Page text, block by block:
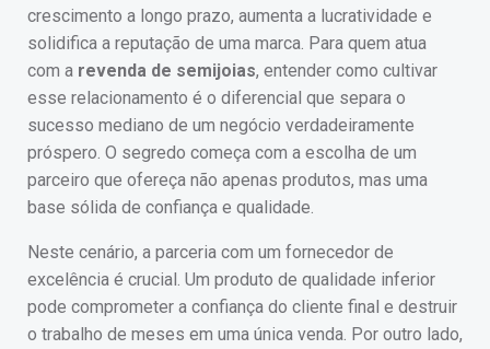
crescimento a longo prazo, aumenta a lucratividade e
solidifica a reputação de uma marca. Para quem atua
com a revenda de semijoias, entender como cultivar
esse relacionamento é o diferencial que separa o
sucesso mediano de um negócio verdadeiramente
próspero. O segredo começa com a escolha de um
parceiro que ofereça não apenas produtos, mas uma
base sólida de confiança e qualidade.
Neste cenário, a parceria com um fornecedor de
excelência é crucial. Um produto de qualidade inferior
pode comprometer a confiança do cliente final e destruir
o trabalho de meses em uma única venda. Por outro lado,